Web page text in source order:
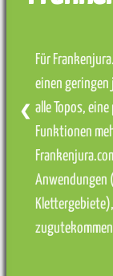
Für
einen
alle Topos,
Funktionen
Anwendungen
❮